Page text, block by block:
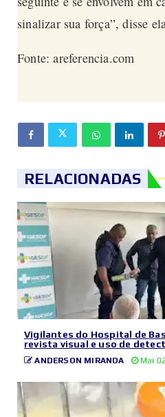
sinalizar sua força”, disse
Fonte: areferencia.com
RELACIONADAS
Vigilantes do Hospital de
revista visual e uso de
ANDERSON MIRANDA Mai